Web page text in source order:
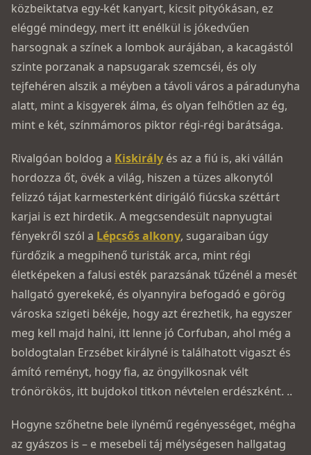
közbeiktatva egy-két kanyart, kicsit pityókásan, ez
eléggé mindegy, mert itt enélkül is jókedvűen
harsognak a színek a lombok aurájában, a kacagástól
szinte porzanak a napsugarak szemcséi, és oly
tejfehéren alszik a méyben a távoli város a páradunyha
alatt, mint a kisgyerek álma, és olyan felhőtlen az ég,
mint e két, színmámoros piktor régi-régi barátsága.
Rivalgóan boldog a Kiskirály és az a fiú is, aki vállán
hordozza őt, övék a világ, hiszen a tüzes alkonytól
felizzó tájat karmesterként dirigáló fiúcska széttárt
karjai is ezt hirdetik. A meg­csendesült napnyugtai
fényekről szól a Lépcsős alkony, sugaraiban úgy
fürdőzik a megpihenő turisták arca, mint régi
életképeken a falusi esték parazsának tűzénél a mesét
hallgató gyerekeké, és olyannyira befogadó e görög
városka szigeti békéje, hogy azt érezhetik, ha egyszer
meg kell majd halni, itt lenne jó Corfuban, ahol még a
boldogtalan Erzsébet királyné is találhatott vigaszt és
ámító reményt, hogy fia, az öngyilkosnak vélt
trónörökös, itt bujdokol titkon névtelen erdészként. ..
Hogyne szőhetne bele ilynémű regényességet, mégha
az gyászos is – e mesebeli táj mélységesen hallgatag